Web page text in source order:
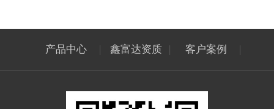
产品中心 | 鑫富达资质 | 客户案例 |